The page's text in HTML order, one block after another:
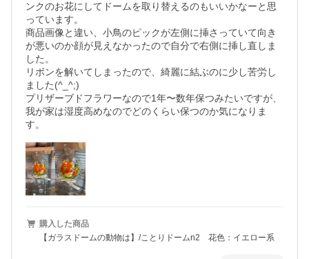
ンクのお花にしてドームを取り替えるのもいいかなーと思
っています。
商品画像と違い、小鳥のピックが左側に挿さっていて向き
が悪いのか顔が見えなかったので自分で右側に挿し直しま
した。
リボンを解いてしまったので、綺麗に結ぶのに少し苦労し
ました(^_^;)
プリザーブドフラワーなので1年〜数年保つみたいですが、
我が家は湿度高めなのでどのくらい保つのか気になりま
す。
購入した商品
【ガラスドームの動物は】/ことりドームn2 花色：イエロー系